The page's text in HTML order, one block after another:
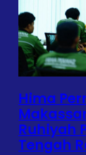
Hima
Ruhiyah
Tengah